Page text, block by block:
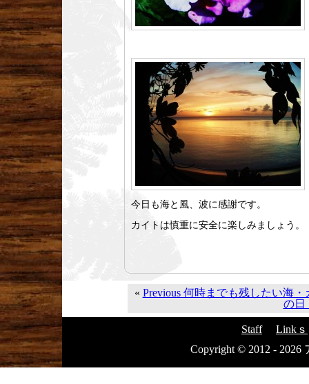
今日も海と風、波に感謝です。
カイトは慎重に安全に楽しみましょう。
« Previous 何時までも残したい海
の日
Staff
Linkｓ
Copyright © 2012 - 2026